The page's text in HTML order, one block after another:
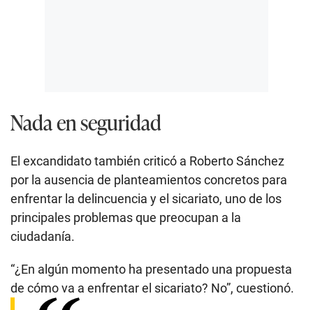
Nada en seguridad
El excandidato también criticó a Roberto Sánchez
por la ausencia de planteamientos concretos para
enfrentar la delincuencia y el sicariato, uno de los
principales problemas que preocupan a la
ciudadanía.
“¿En algún momento ha presentado una propuesta
de cómo va a enfrentar el sicariato? No”, cuestionó.